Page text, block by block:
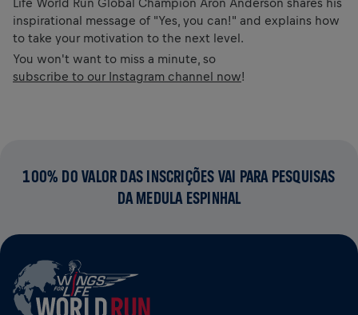
Life World Run Global Champion Aron Anderson shares his
inspirational message of "Yes, you can!" and explains how
to take your motivation to the next level.
You won't want to miss a minute, so
subscribe to our Instagram channel now!
100% DO VALOR DAS INSCRIÇÕES VAI PARA PESQUISAS
DA MEDULA ESPINHAL